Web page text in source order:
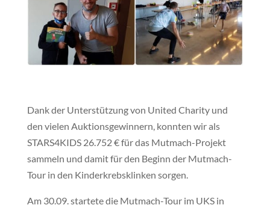
Dank der Unterstützung von United Charity und
den vielen Auktionsgewinnern, konnten wir als
STARS4KIDS 26.752 € für das Mutmach-Projekt
sammeln und damit für den Beginn der Mutmach-
Tour in den Kinderkrebsklinken sorgen.
Am 30.09. startete die Mutmach-Tour im UKS in